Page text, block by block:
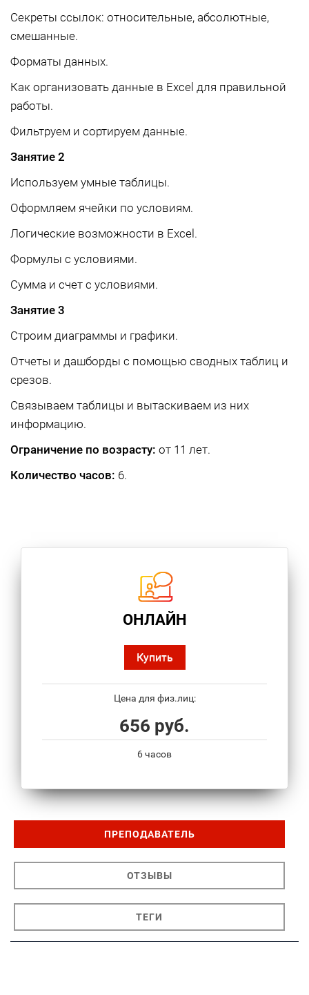
Секреты ссылок: относительные, абсолютные,
смешанные.
Форматы данных.
Как организовать данные в Excel для правильной
работы.
Фильтруем и сортируем данные.
Занятие 2
Используем умные таблицы.
Оформляем ячейки по условиям.
Логические возможности в Excel.
Формулы с условиями.
Сумма и счет с условиями.
Занятие 3
Строим диаграммы и графики.
Отчеты и дашборды с помощью сводных таблиц и
срезов.
Связываем таблицы и вытаскиваем из них
информацию.
Ограничение по возрасту: от 11 лет.
Количество часов: 6.
ОНЛАЙН
Купить
Цена для физ.лиц:
656 руб.
6 часов
ПРЕПОДАВАТЕЛЬ
ОТЗЫВЫ
ТЕГИ